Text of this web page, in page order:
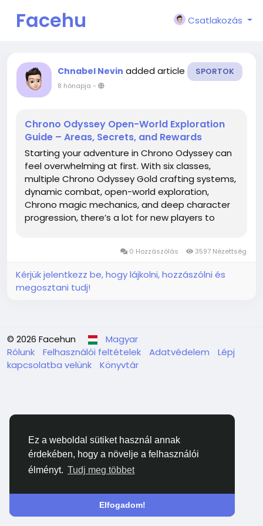
Ez a weboldal sütiket használ annak
érdekében, hogy a növelje a felhasználói
élményt. Tudj meg többet
Elfogadom!
Facehu
n
Csatlakozás
Chnabel Nevin added article SPORTOK
8 hónapja -
Chrono Odyssey Open-World Exploration
Guide – Areas, Secrets, and Rewards
Starting your adventure in Chrono Odyssey can
feel overwhelming at first. With six classes,
multiple Chrono Odyssey Gold crafting systems,
dynamic combat, open-world exploration,
Chrono magic mechanics, and deep character
progression, there’s a lot for new players to
progression so you can...0 Hozzászólás 3597 Nézettség
Kérjük jelentkezz be, hogy lájkolni, hozzászólni és
megosztani tudj!
© 2026 Facehun
Magyar
Rólunk
Felhasználói feltételek Adatvédelem
Lépj
kapcsolatba velünk
Könyvtár